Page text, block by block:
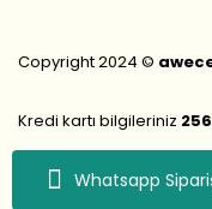
Whatsapp
Copyright 2024 ©
Kredi kartı bilgileriniz